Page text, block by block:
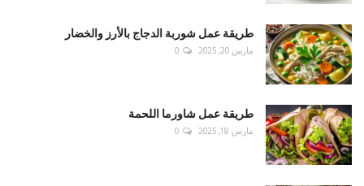
طريقة عمل شوربة الدجاج بالأرز والخضار
مارس 20, 2025 0
طريقة عمل شاورما اللحمة
مارس 18, 2025 0